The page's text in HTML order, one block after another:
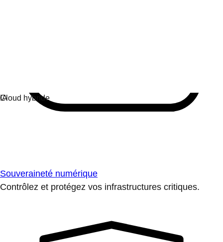
Souveraineté numérique
Contrôlez et protégez vos infrastructures critiques.